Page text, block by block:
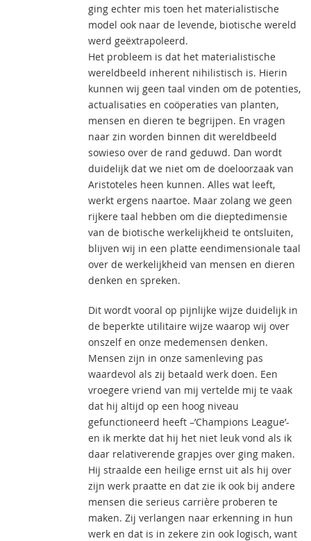
ging echter mis toen het materialistische
model ook naar de levende, biotische wereld
werd geëxtrapoleerd.
Het probleem is dat het materialistische
wereldbeeld inherent nihilistisch is. Hierin
kunnen wij geen taal vinden om de potenties,
actualisaties en coöperaties van planten,
mensen en dieren te begrijpen. En vragen
naar zin worden binnen dit wereldbeeld
sowieso over de rand geduwd. Dan wordt
duidelijk dat we niet om de doeloorzaak van
Aristoteles heen kunnen. Alles wat leeft,
werkt ergens naartoe. Maar zolang we geen
rijkere taal hebben om die dieptedimensie
van de biotische werkelijkheid te ontsluiten,
blijven wij in een platte eendimensionale taal
over de werkelijkheid van mensen en dieren
denken en spreken.
Dit wordt vooral op pijnlijke wijze duidelijk in
de beperkte utilitaire wijze waarop wij over
onszelf en onze medemensen denken.
Mensen zijn in onze samenleving pas
waardevol als zij betaald werk doen. Een
vroegere vriend van mij vertelde mij te vaak
dat hij altijd op een hoog niveau
gefunctioneerd heeft –’Champions League’-
en ik merkte dat hij het niet leuk vond als ik
daar relativerende grapjes over ging maken.
Hij straalde een heilige ernst uit als hij over
zijn werk praatte en dat zie ik ook bij andere
mensen die serieus carrière proberen te
maken. Zij verlangen naar erkenning in hun
werk en dat is in zekere zin ook logisch, want